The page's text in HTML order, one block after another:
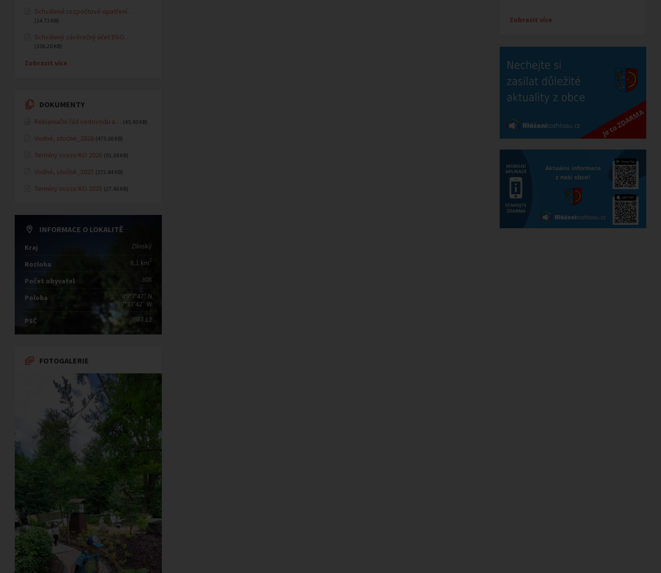
Schválené rozpočtové opatření…
(14.73 KB)
Schválený závěrečný účet DSO…
(106.20 KB)
Zobrazit více
DOKUMENTY
Reklamační řád vodovodu a… (45.40 KB)
Vodné, stočné_2026 (475.06 KB)
Termíny svozu KO 2026 (91.38 KB)
Vodné, stočné_2025 (272.84 KB)
Termíny svozu KO 2025 (27.46 KB)
INFORMACE O LOKALITĚ
Kraj Zlínský
Rozloha 8,1 km2
Počet obyvatel 308
Poloha
49°7′47″ N
17°37′42″ W
PSČ
687 12
FOTOGALERIE
Zobrazit více